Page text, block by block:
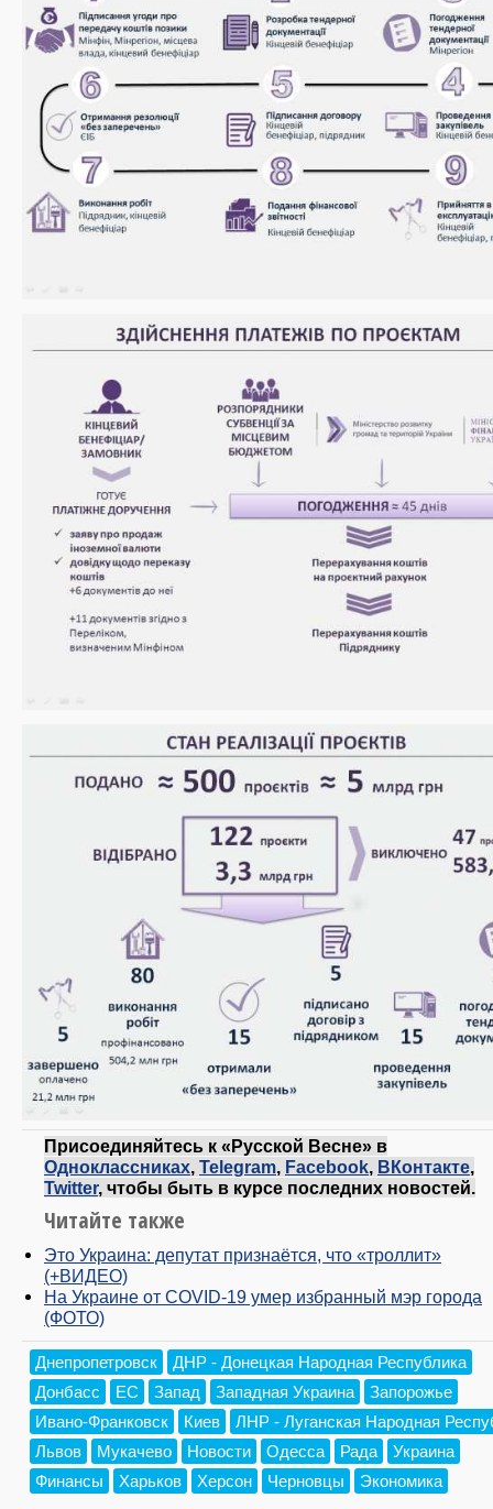
Присоединяйтесь к «Русской Весне» в
Одноклассниках, Telegram, Facebook, ВКонтакте,
Twitter, чтобы быть в курсе последних новостей.
Читайте также
Это Украина: депутат признаётся, что «троллит»
(+ВИДЕО)
На Украине от COVID-19 умер избранный мэр города
(ФОТО)
Днепропетровск
ДНР - Донецкая Народная Республика
Донбасс
ЕС Запад Западная Украина
Запорожье
Ивано-Франковск
Киев
ЛНР - Луганская Народная
Львов
Мукачево Новости Одесса Рада
Украина
Финансы
Харьков Херсон Черновцы Экономика